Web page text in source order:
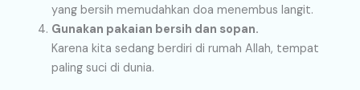
yang bersih memudahkan doa menembus langit.
Gunakan pakaian bersih dan sopan.
Karena kita sedang berdiri di rumah Allah, tempat
paling suci di dunia.